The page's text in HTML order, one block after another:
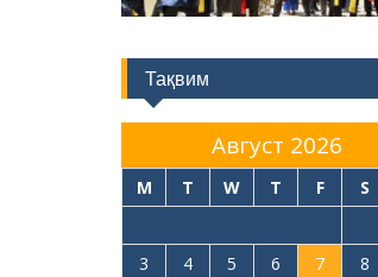
Тақвим
Август 2026
M T W T F S
3
4 5 6 7 8